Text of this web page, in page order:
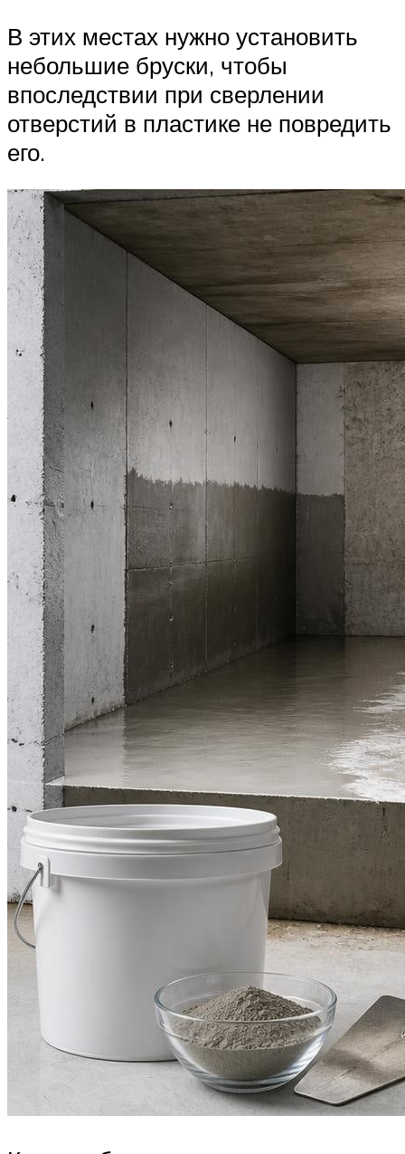
В этих местах нужно установить
небольшие бруски, чтобы
впоследствии при сверлении
отверстий в пластике не повредить
его.